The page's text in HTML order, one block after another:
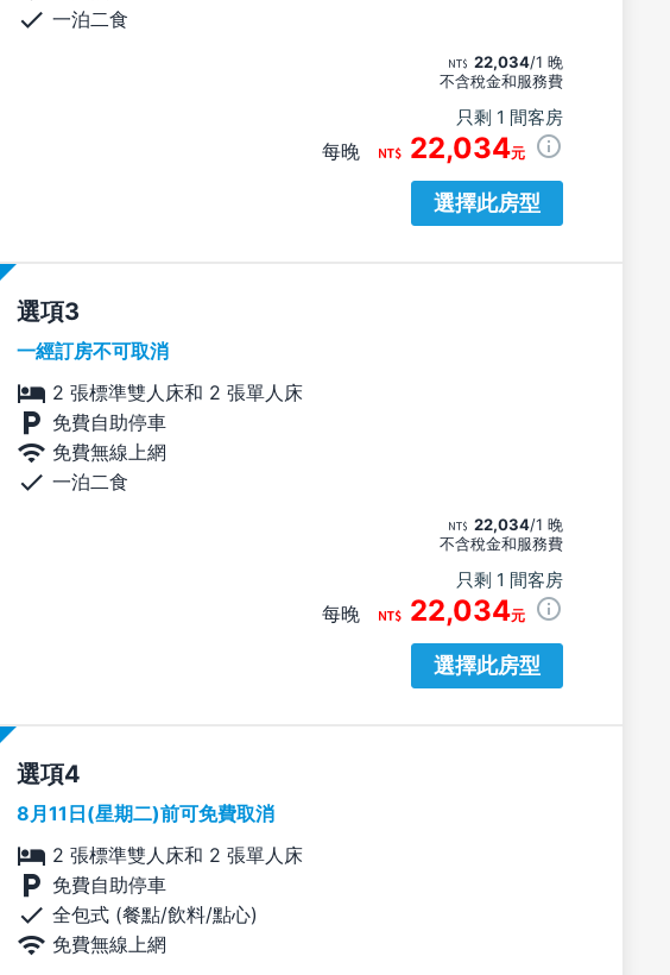
一泊二食
22,034/1 晚
不含稅金和服務費
只剩 1 間客房
每晚 22,034元
選擇此房型
選項
一經訂房不可取消
2 張標準雙人床和 2 張單人床
免費自助停車
免費無線上網
一泊二食
22,034/1 晚
不含稅金和服務費
只剩 1 間客房
每晚 22,034元
選擇此房型
選項
8月11日(星期二)前可免費取消
2 張標準雙人床和 2 張單人床
免費自助停車
全包式 (餐點/飲料/點心)
免費無線上網